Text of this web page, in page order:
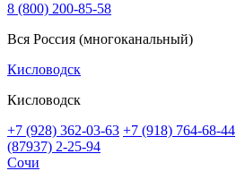
8 (800) 200-85-58
Вся Россия (многоканальный)
Кисловодск
Кисловодск
+7 (928) 362-03-63 +7 (918) 764-68-44
(87937) 2-25-94
Сочи